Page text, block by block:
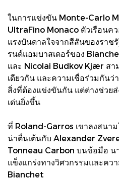
ในการแข่งขัน Monte-Carlo
UltraFino Monaco ตัวเรือนค
แรงบันดาลใจจากสีสันของราช
รนด์แอมบาสเดอร์ของ
และ Nicolai Budkov Kjær ส
เดียวกัน และความเชื่อร่วมกันว่
สิ่งที่ต้องแข่งขันกัน แต่ต่างช่วย
เด่นยิ่งขึ้น
ที่ Roland-Garros เขาลงสนา
น่าตื่นเต้นกับ Alexander
Tonneau Carbon บนข้อมือ
แข็งแกร่งทางวิศวกรรมและคว
Bianchet